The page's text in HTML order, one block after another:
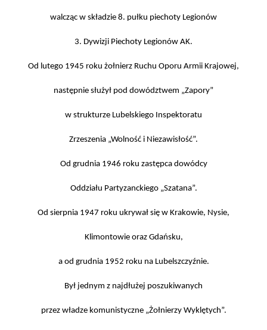
walcząc w składzie 8. pułku piechoty Legionów
3. Dywizji Piechoty Legionów AK.
Od lutego 1945 roku żołnierz Ruchu Oporu Armii Krajowej,
następnie służył pod dowództwem „Zapory”
w strukturze Lubelskiego Inspektoratu
Zrzeszenia „Wolność i Niezawisłość”.
Od grudnia 1946 roku zastępca dowódcy
Oddziału Partyzanckiego „Szatana”.
Od sierpnia 1947 roku ukrywał się w Krakowie, Nysie,
Klimontowie oraz Gdańsku,
a od grudnia 1952 roku na Lubelszczyźnie.
Był jednym z najdłużej poszukiwanych
przez władze komunistyczne „Żołnierzy Wyklętych”.